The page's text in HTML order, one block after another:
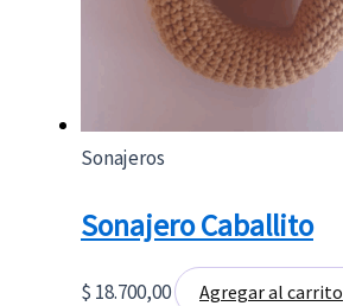
Sonajeros
Sonajero Caballito
$ 18.700,00 Agregar al carrito